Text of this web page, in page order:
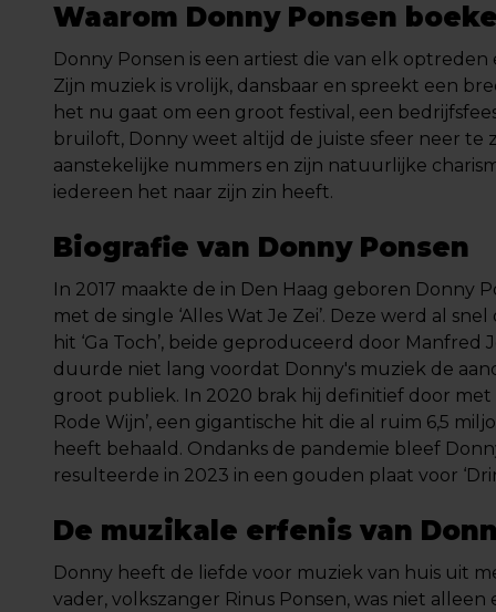
Waarom Donny Ponsen
Donny Ponsen is een artiest die van elk optreden
Zijn muziek is vrolijk, dansbaar en spreekt een
het nu gaat om een groot festival, een
bruiloft, Donny weet altijd de juiste sfeer neer te
aanstekelijke nummers en zijn natuurlijke
iedereen het naar zijn zin heeft.
Biografie van Donny Ponsen
In 2017 maakte de in Den Haag geboren Donny
met de single ‘Alles Wat Je Zei’. Deze werd al
hit ‘Ga Toch’, beide geproduceerd door Manfred
duurde niet lang voordat Donny's muziek de
groot publiek. In 2020 brak hij definitief door met
Rode Wijn’, een gigantische hit die al ruim 6,5
heeft behaald. Ondanks de pandemie bleef
resulteerde in 2023 in een gouden plaat voor
De muzikale erfenis van
Donny heeft de liefde voor muziek van huis uit
vader, volkszanger Rinus Ponsen, was niet